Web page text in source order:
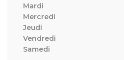
Mardi
Mercredi
Jeudi
Vendredi
Samedi